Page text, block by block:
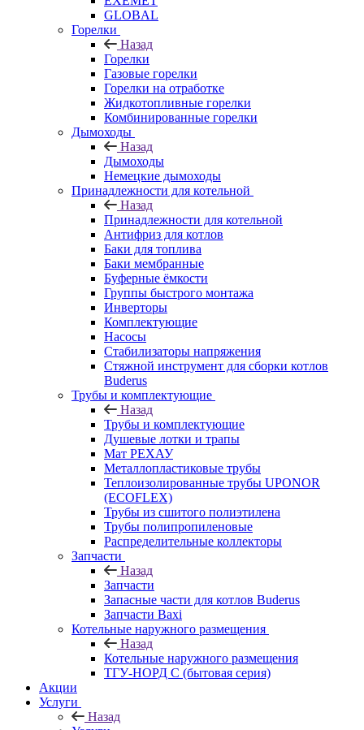
GLOBAL
Горелки
Назад
Горелки
Газовые горелки
Горелки на отработке
Жидкотопливные горелки
Комбинированные горелки
Дымоходы
Назад
Дымоходы
Немецкие дымоходы
Принадлежности для котельной
Назад
Принадлежности для котельной
Антифриз для котлов
Баки для топлива
Баки мембранные
Буферные ёмкости
Группы быстрого монтажа
Инверторы
Комплектующие
Насосы
Стабилизаторы напряжения
Стяжной инструмент для сборки котлов
Buderus
Трубы и комплектующие
Назад
Трубы и комплектующие
Душевые лотки и трапы
Мат РЕХАУ
Металлопластиковые трубы
Теплоизолированные трубы UPONOR
(ECOFLEX)
Трубы из сшитого полиэтилена
Трубы полипропиленовые
Распределительные коллекторы
Запчасти
Назад
Запчасти
Запасные части для котлов Buderus
Запчасти Baxi
Котельные наружного размещения
Назад
Котельные наружного размещения
ТГУ-НОРД С (бытовая серия)
Акции
Услуги
Назад